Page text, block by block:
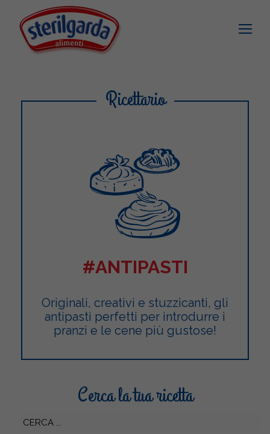
Ricettario
#ANTIPASTI
Originali, creativi e stuzzicanti, gli
antipasti perfetti per introdurre i
pranzi e le cene più gustose!
Cerca la tua ricetta